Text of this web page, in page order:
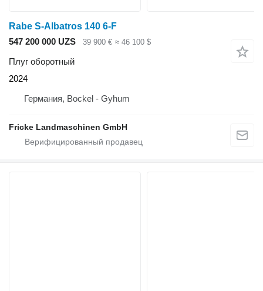
Rabe S-Albatros 140 6-F
547 200 000 UZS
39 900 € ≈ 46 100 $
Плуг оборотный
2024
Германия, Bockel - Gyhum
Fricke Landmaschinen GmbH